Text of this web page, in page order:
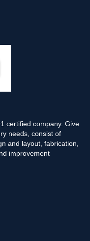
certified company. Give
needs, consist of
and layout, fabrication,
improvement